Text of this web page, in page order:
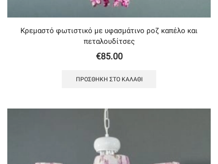
Κρεμαστό φωτιστικό με υφασμάτινο ροζ καπέλο και
πεταλουδίτσες
€85.00
ΠΡΟΣΘΉΚΗ ΣΤΟ ΚΑΛΆΘΙ